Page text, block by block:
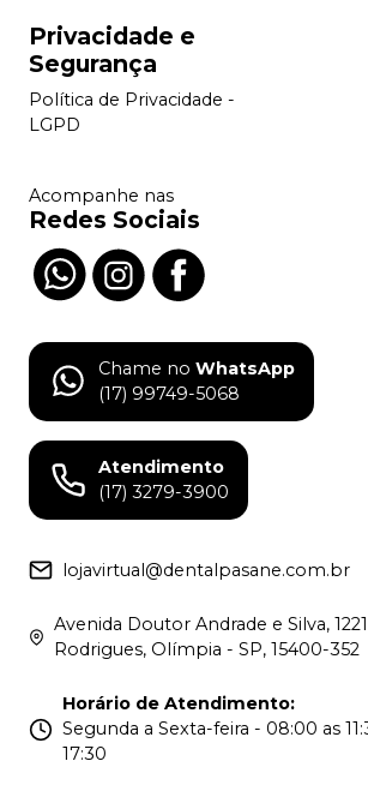
Privacidade e
Segurança
Política de Privacidade -
LGPD
Acompanhe nas
Redes Sociais
Chame no WhatsApp
(17) 99749-5068
Atendimento
(17) 3279-3900
lojavirtual@dentalpasane.com.br
Avenida Doutor Andrade e Silva,
Rodrigues, Olímpia - SP, 15400-352
Horário de Atendimento:
Segunda a Sexta-feira - 08:00 as
17:30